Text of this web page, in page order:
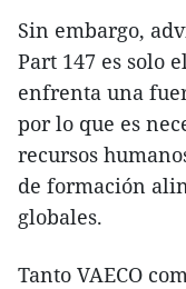
Sin embargo,
Part 147 es solo
enfrenta una
por lo que es
recursos
de formación
globales.
Tanto VAECO